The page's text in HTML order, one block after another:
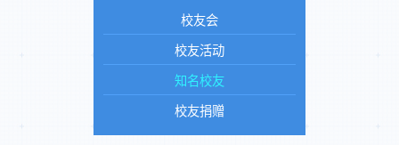
校友会
校友活动
知名校友
校友捐赠